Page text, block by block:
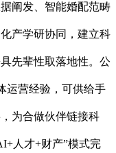
阐发、智能婚配范畴
产学研协同，建立科
先辈性取落地性。公
运营经验，可供给手
为合做伙伴链接科
人才+财产”模式完